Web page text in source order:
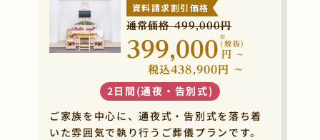
資料請求割引価格
通常価格 499,000円
399,000
※
円
(税抜)
~
税込438,900円 ~
2日間(通夜・告別式)
ご家族を中心に、通夜式・告別式を落ち着
いた雰囲気で執り行うご葬儀プランです。